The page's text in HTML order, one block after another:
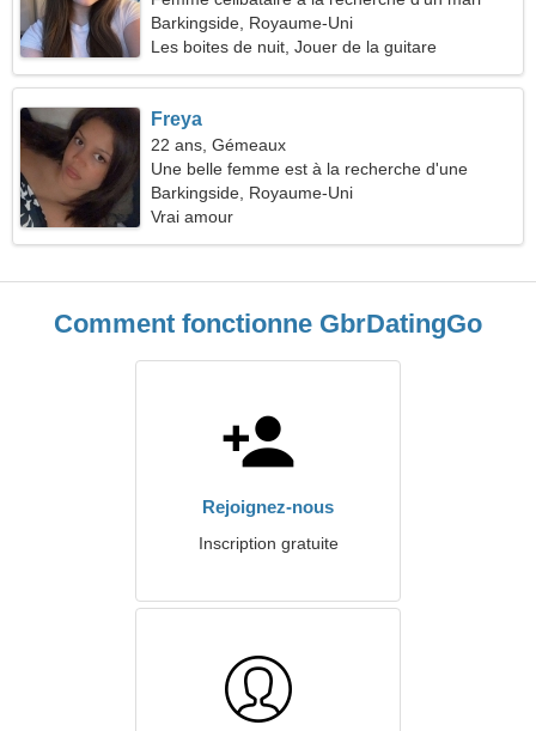
Barkingside, Royaume-Uni
Les boites de nuit, Jouer de la guitare
Freya
22 ans, Gémeaux
Une belle femme est à la recherche d'une
relation amoureuse
Barkingside, Royaume-Uni
Vrai amour
Comment fonctionne GbrDatingGo
Rejoignez-nous
Inscription gratuite